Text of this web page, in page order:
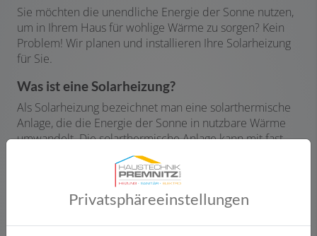
Sie möchten die unendliche Energie der Sonne nutzen,
um in Ihrem Haus für wohlige Wärme zu sorgen? Kein
Problem! Wir planen und installieren Ihre Solarheizung
für Sie.
Was ist eine Solarheizung?
Als Solarheizung bezeichnet man eine solarthermische
Anlage, die die Energie der Sonne in nutzbare Wärme
umwandelt. Die solarthermische Anlage kann mit fast
allen Heizungsanlagen kombiniert werden – so haben
Sie auch an weniger sonnigen Tagen genug warmes
Wasser und Heizungsenergie. Idealerweise kombiniert
man die solarthermische Anlage mit einer
Privatsphäre­einstellungen